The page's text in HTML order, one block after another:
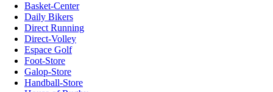
Basket-Center
Daily Bikers
Direct Running
Direct-Volley
Espace Golf
Foot-Store
Galop-Store
Handball-Store